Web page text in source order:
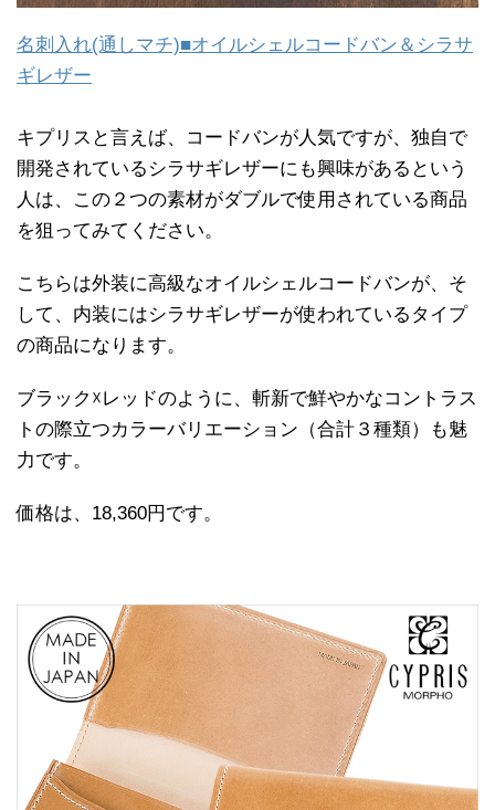
名刺入れ(通しマチ)■オイルシェルコードバン＆シラサ
ギレザー
キプリスと言えば、コードバンが人気ですが、独自で
開発されているシラサギレザーにも興味があるという
人は、この２つの素材がダブルで使用されている商品
を狙ってみてください。
こちらは外装に高級なオイルシェルコードバンが、そ
して、内装にはシラサギレザーが使われているタイプ
の商品になります。
ブラック☓レッドのように、斬新で鮮やかなコントラス
トの際立つカラーバリエーション（合計３種類）も魅
力です。
価格は、18,360円です。